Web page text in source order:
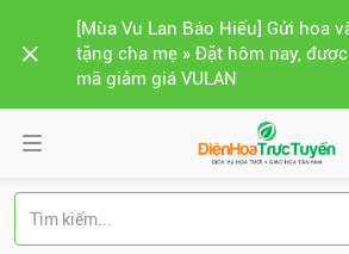
[Mùa Vu Lan Báo Hiếu] Gửi hoa
tặng cha mẹ » Đặt hôm nay,
mã giảm giá VULAN